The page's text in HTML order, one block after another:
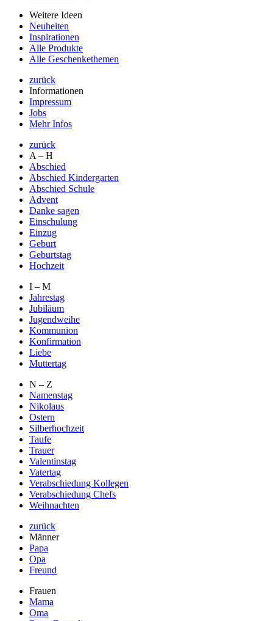
Weitere Ideen
Neuheiten
Inspirationen
Alle Produkte
Alle Geschenkethemen
zurück
Informationen
Impressum
Jobs
Mehr Infos
zurück
A – H
Abschied
Abschied Kindergarten
Abschied Schule
Advent
Danke sagen
Einschulung
Einzug
Geburt
Geburtstag
Hochzeit
I – M
Jahrestag
Jubiläum
Jugendweihe
Kommunion
Konfirmation
Liebe
Muttertag
N – Z
Namenstag
Nikolaus
Ostern
Silberhochzeit
Taufe
Trauer
Valentinstag
Vatertag
Verabschiedung Kollegen
Verabschiedung Chefs
Weihnachten
zurück
Männer
Papa
Opa
Freund
Frauen
Mama
Oma